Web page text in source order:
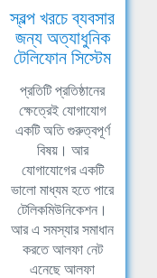
স্বল্প খরচে ব্যবসার
জন্য অত্যাধুনিক
টেলিফোন সিস্টেম
প্রতিটি প্রতিষ্ঠানের
ক্ষেত্রেই যোগাযোগ
একটি অতি গুরুত্বপূর্ণ
বিষয়। আর
যোগাযোগের একটি
ভালো মাধ্যম হতে পারে
টেলিকমিউনিকেশন।
আর এ সমস্যার সমাধান
করতে আলফা নেট
এনেছে আলফা